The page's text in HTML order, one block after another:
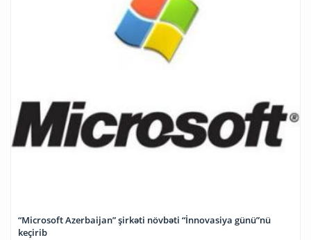
“Microsoft Azerbaijan” şirkəti növbəti “İnnovasiya günü”nü
keçirib